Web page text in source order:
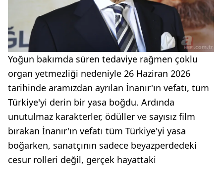
Yoğun bakımda süren tedaviye rağmen çoklu
organ yetmezliği nedeniyle 26 Haziran 2026
tarihinde aramızdan ayrılan İnanır'ın vefatı, tüm
Türkiye'yi derin bir yasa boğdu. Ardında
unutulmaz karakterler, ödüller ve sayısız film
bırakan İnanır'ın vefatı tüm Türkiye'yi yasa
boğarken, sanatçının sadece beyazperdedeki
cesur rolleri değil, gerçek hayattaki